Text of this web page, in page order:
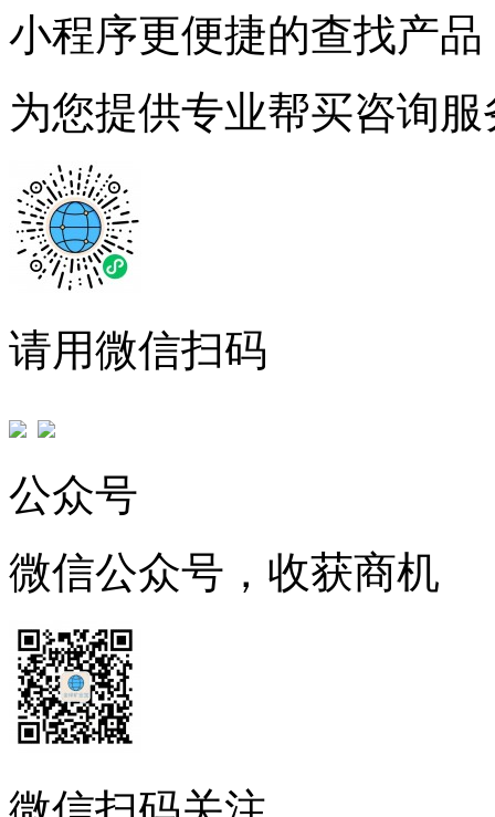
小程序更便捷的查找产品
为您提供专业帮买咨询服
请用微信扫码
公众号
微信公众号，收获商机